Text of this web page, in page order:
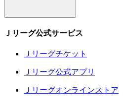
Ｊリーグ公式サービス
Ｊリーグチケット
Ｊリーグ公式アプリ
Ｊリーグオンラインストア